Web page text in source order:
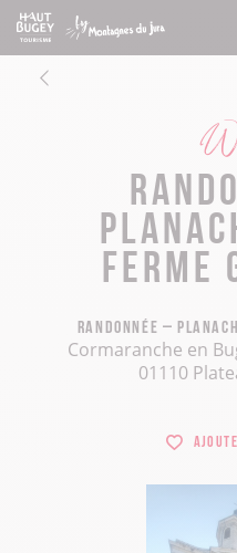
ferme
Randonnée –
Cormaranche en
01110